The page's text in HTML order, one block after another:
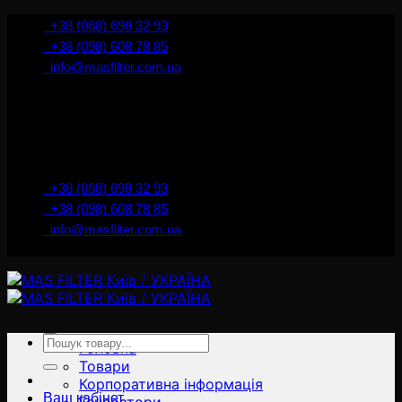
İçeriğe+38 (068) 698 32 93
+38 (098) 608 78 85
info@masfilter.com.ua
+38 (068) 698 32 93
+38 (098) 608 78 85
info@masfilter.com.ua
Головна
Товари
Корпоративна інформація
Ara:
Ваш кабінет